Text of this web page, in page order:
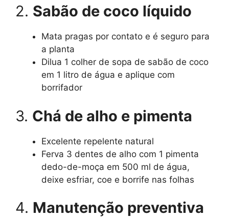
2. Sabão de coco líquido
Mata pragas por contato e é seguro para
a planta
Dilua 1 colher de sopa de sabão de coco
em 1 litro de água e aplique com
borrifador
3. Chá de alho e pimenta
Excelente repelente natural
Ferva 3 dentes de alho com 1 pimenta
dedo-de-moça em 500 ml de água,
deixe esfriar, coe e borrife nas folhas
4. Manutenção preventiva